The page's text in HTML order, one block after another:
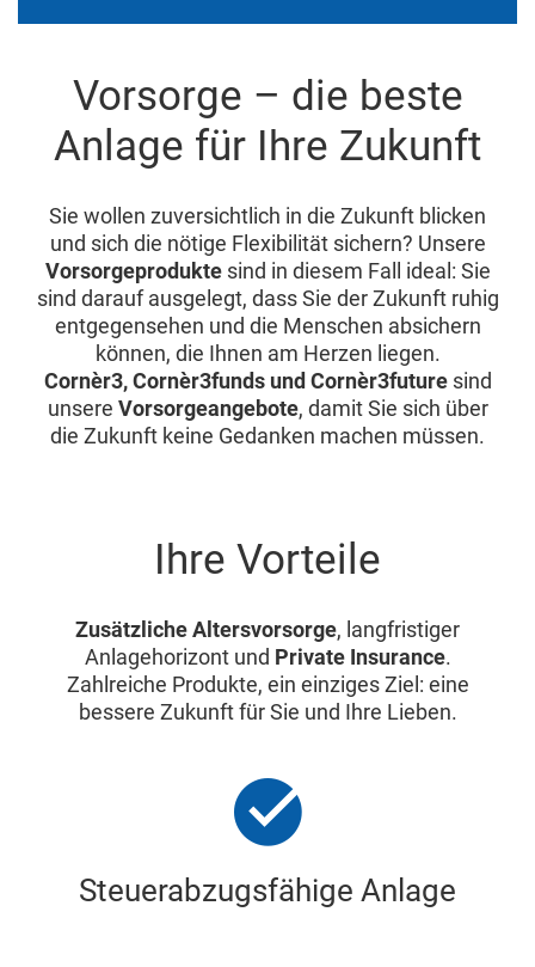
Vorsorge – die beste
Anlage für Ihre Zukunft
Sie wollen zuversichtlich in die Zukunft blicken
und sich die nötige Flexibilität sichern? Unsere
Vorsorgeproduktesind in diesem Fall ideal: Sie
sind darauf ausgelegt, dass Sie der Zukunft ruhig
entgegensehen und die Menschen absichern
können, die Ihnen am Herzen liegen.
Cornèr3, Cornèr3funds und Cornèr3future sind
unsere Vorsorgeangebote, damit Sie sich über
die Zukunft keine Gedanken machen müssen.
Ihre Vorteile
Zusätzliche Altersvorsorge, langfristiger
Anlagehorizont und Private Insurance.
Zahlreiche Produkte, ein einziges Ziel: eine
bessere Zukunft für Sie und Ihre Lieben.
Steuerabzugsfähige Anlage